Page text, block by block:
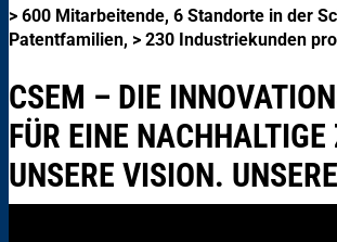
> 600 Mitarbeitende, 6 Standorte in der
Patentfamilien, > 230 Industriekunden
CSEM – DIE
FÜR EINE
UNSERE VISION.